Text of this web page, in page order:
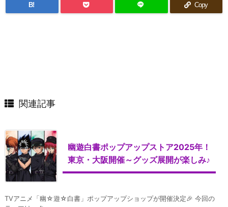
B! Copy
関連記事
幽遊白書ポップアップストア2025年！
東京・大阪開催～グッズ展開が楽しみ♪
TVアニメ「幽☆遊☆白書」ポップアップショップが開催決定🎉 今回の